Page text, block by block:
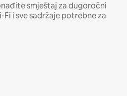
smještaj za dugoročni
i sve sadržaje potrebne za